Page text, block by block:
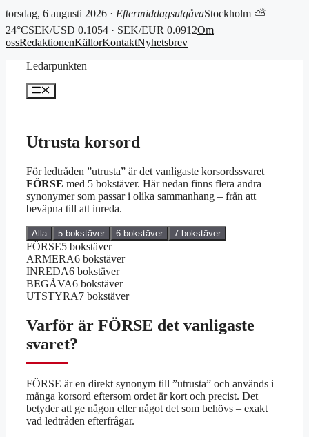
torsdag, 6 augusti 2026 · EftermiddagsutgåvaStockholm ⛅
24°CSEK/USD 0.1054 · SEK/EUR 0.0912Om
ossRedaktionenKällorKontaktNyhetsbrev
Ledarpunkten
Meny
Utrusta korsord
För ledtråden ”utrusta” är det vanligaste korsordssvaret
FÖRSE med 5 bokstäver. Här nedan finns flera andra
synonymer som passar i olika sammanhang – från att
beväpna till att inreda.
Alla 5 bokstäver 6 bokstäver 7 bokstäver
FÖRSE5 bokstäver
ARMERA6 bokstäver
INREDA6 bokstäver
BEGÅVA6 bokstäver
UTSTYRA7 bokstäver
Varför är FÖRSE det vanligaste
svaret?
FÖRSE är en direkt synonym till ”utrusta” och används i
många korsord eftersom ordet är kort och precist. Det
betyder att ge någon eller något det som behövs – exakt
vad ledtråden efterfrågar.